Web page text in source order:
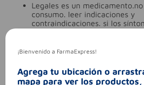
legales es un
consumo. leer indicaciones y
contraindicaciones. si los
contraindicaciones
codigo invima 2020m-
¡Bienvenido a FarmaExpress!
Agrega tu ubicación o
mapa para ver los